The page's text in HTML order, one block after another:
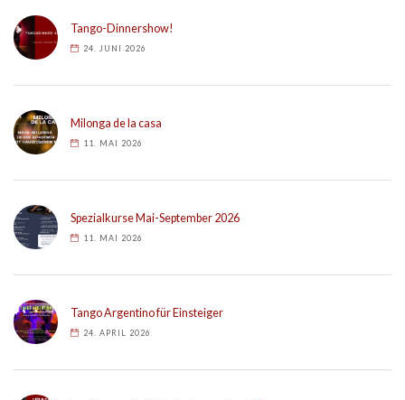
Tango-Dinnershow!
24. JUNI 2026
Milonga de la casa
11. MAI 2026
Spezialkurse Mai-September 2026
11. MAI 2026
Tango Argentino für Einsteiger
24. APRIL 2026